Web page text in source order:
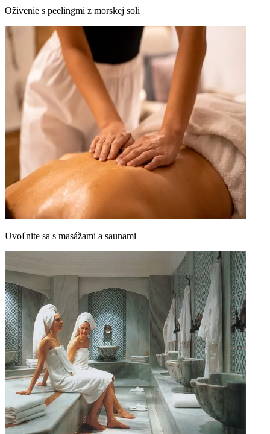
Oživenie s peelingmi z morskej soli
Uvoľnite sa s masážami a saunami